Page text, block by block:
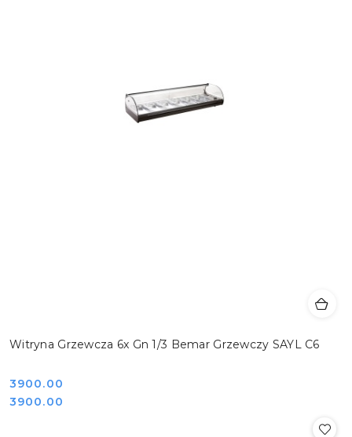
Witryna Grzewcza 6x Gn 1/3 Bemar Grzewczy SAYL C6
Cena:
3900.00
Cena:
3900.00